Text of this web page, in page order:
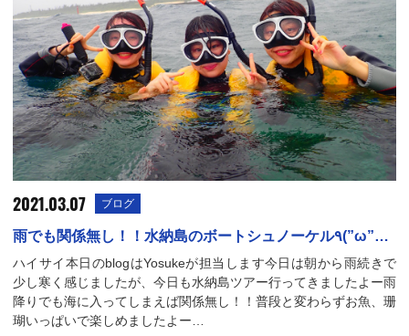
2021.03.07 ブログ
雨でも関係無し！！水納島のボートシュノーケル٩(”ω”…
ハイサイ本日のblogはYosukeが担当します今日は朝から雨続きで
少し寒く感じましたが、今日も水納島ツアー行ってきましたよー雨
降りでも海に入ってしまえば関係無し！！普段と変わらずお魚、珊
瑚いっぱいで楽しめましたよー…